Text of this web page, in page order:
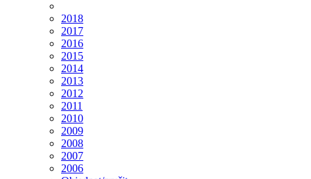
2018
2017
2016
2015
2014
2013
2012
2011
2010
2009
2008
2007
2006